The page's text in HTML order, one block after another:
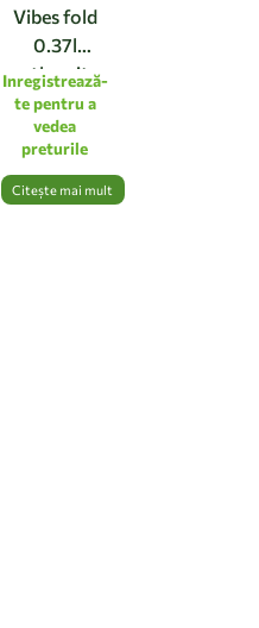
Vibes fold
0.37l
anthracite
Inregistrează-
te pentru a
vedea
preturile
Citește mai mult